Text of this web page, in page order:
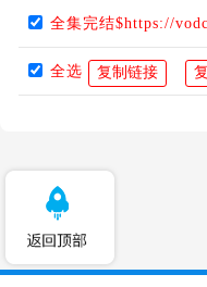
全集完结$https://
全选